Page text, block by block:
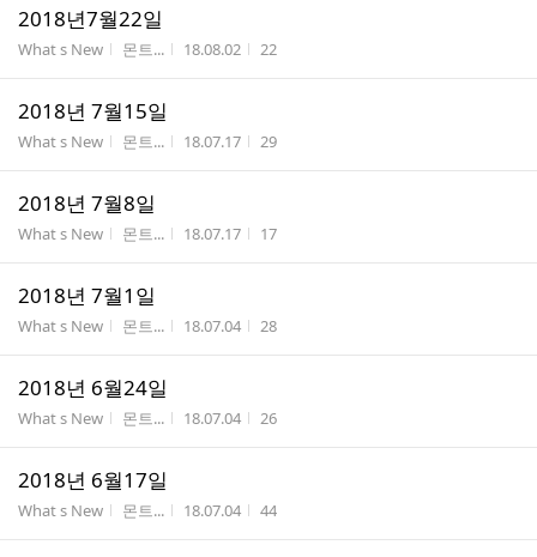
2018년7월22일
게시판명
What s New 작성자
몬트... 작성시간
18.08.02 조회수
22
2018년 7월15일
게시판명
What s New 작성자
몬트... 작성시간
18.07.17 조회수
29
2018년 7월8일
게시판명
What s New 작성자
몬트... 작성시간
18.07.17 조회수
17
2018년 7월1일
게시판명
What s New 작성자
몬트... 작성시간
18.07.04 조회수
28
2018년 6월24일
게시판명
What s New 작성자
몬트... 작성시간
18.07.04 조회수
26
2018년 6월17일
게시판명
What s New 작성자
몬트... 작성시간
18.07.04 조회수
44